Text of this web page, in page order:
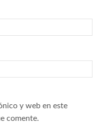
y web en este
comente.